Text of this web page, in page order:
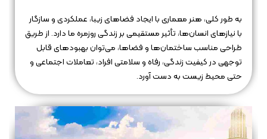
به طور کلی، هنر معماری با ایجاد فضاهای زیبا، عملکردی و سازگار
با نیازهای انسان‌ها، تأثیر مستقیمی بر زندگی روزمره ما دارد. از طریق
طراحی مناسب ساختمان‌ها و فضاها، می‌توان بهبودهای قابل
توجهی در کیفیت زندگی، رفاه و سلامتی افراد، تعاملات اجتماعی و
حتی محیط زیست به دست آورد.